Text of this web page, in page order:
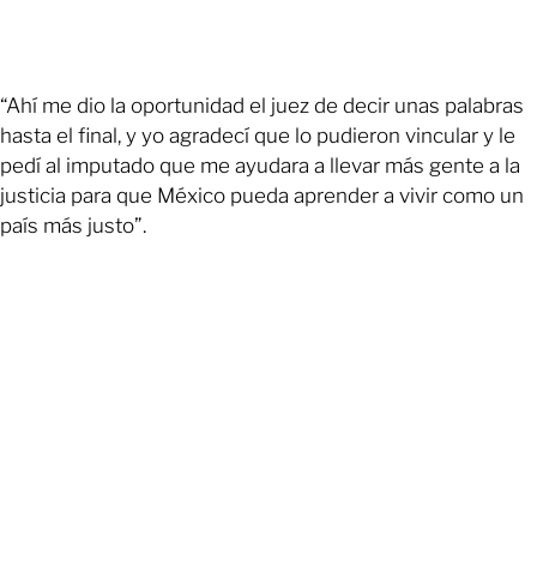
“Ahí me dio la oportunidad el juez de decir unas palabras
hasta el final, y yo agradecí que lo pudieron vincular y le
pedí al imputado que me ayudara a llevar más gente a la
justicia para que México pueda aprender a vivir como un
país más justo”.